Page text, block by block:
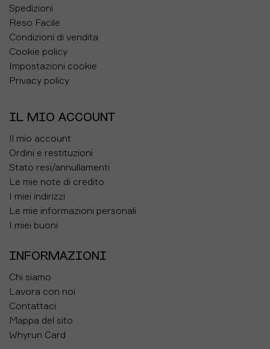
Spedizioni
Reso Facile
Condizioni di vendita
Cookie policy
Impostazioni cookie
Privacy policy
IL MIO ACCOUNT
Il mio account
Ordini e restituzioni
Stato resi/annullamenti
Le mie note di credito
I miei indirizzi
Le mie informazioni personali
I miei buoni
INFORMAZIONI
Chi siamo
Lavora con noi
Contattaci
Mappa del sito
Whyrun Card